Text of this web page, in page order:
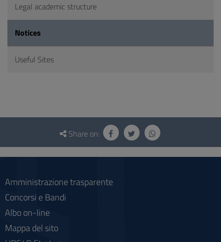
Legal academic structure
Notices
Useful Sites
Questionnaire
social
Share on:
Amministrazione trasparente
Concorsi e Bandi
Albo on-line
Mappa del sito